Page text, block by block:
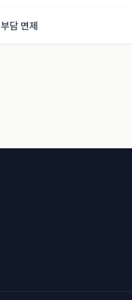
담 면제